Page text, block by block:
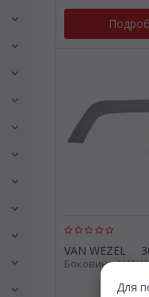
Для
VAN WEZEL
Боковина. VAN